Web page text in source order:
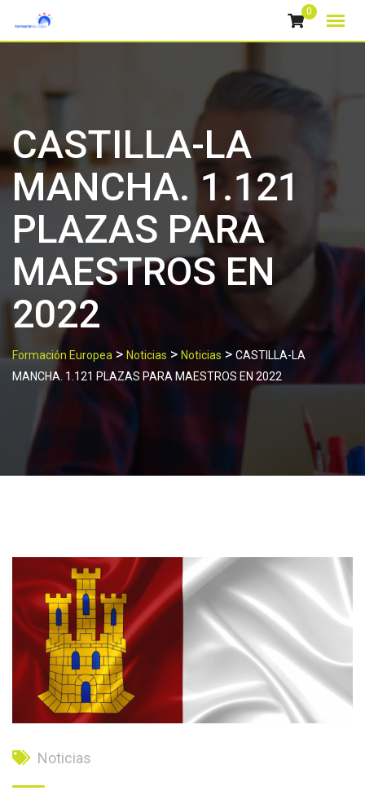
0
CASTILLA-LA
MANCHA. 1.121
PLAZAS PARA
MAESTROS EN
2022
Formación Europea > Noticias > Noticias > CASTILLA-LA
MANCHA. 1.121 PLAZAS PARA MAESTROS EN 2022
Noticias